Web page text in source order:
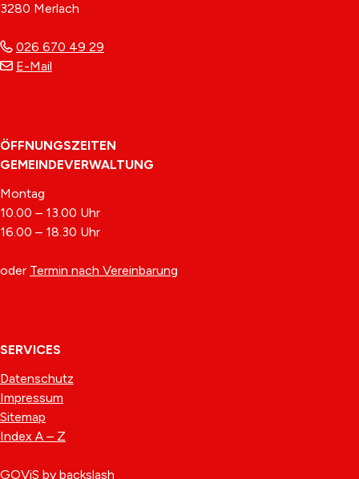
3280 Merlach
026 670 49 29
E-Mail
ÖFFNUNGSZEITEN
GEMEINDEVERWALTUNG
Montag
10.00 – 13.00 Uhr
16.00 – 18.30 Uhr
oder Termin nach Vereinbarung
SERVICES
Datenschutz
Impressum
Sitemap
Index A – Z
GOViS by backslash